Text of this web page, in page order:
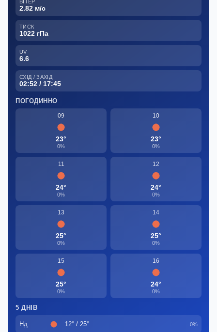
ВІТЕР
2.82 м/с
ТИСК
1022 гПа
UV
6.6
СХІД / ЗАХІД
02:52 / 17:45
ПОГОДИННО
09
23°
0%
10
23°
0%
11
24°
0%
12
24°
0%
13
25°
0%
14
25°
0%
15
25°
0%
16
24°
0%
5 ДНІВ
Нд 12° / 25° 0%